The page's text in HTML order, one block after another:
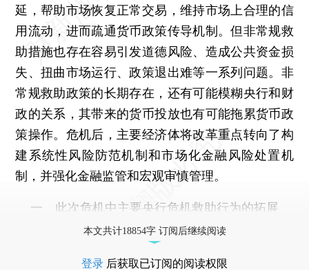
延，帮助市场恢复正常交易，维持市场上合理的信
用流动，进而疏通货币政策传导机制。但非常规救
助措施也存在容易引发道德风险、造成公共资金损
失、扭曲市场运行、政策退出难等一系列问题。非
常规救助政策的长期存在，还有可能模糊央行和财
政的关系，其带来的货币投放也有可能拖累货币政
策操作。危机后，主要经济体将改革重点转向了构
建系统性风险防范机制和市场化金融风险处置机
制，并强化金融监管和宏观审慎管理。
一、此次危机中主要央行危机救助行为的拓展
本文共计18854字 订阅后继续阅读
登录 后获取已订阅的阅读权限